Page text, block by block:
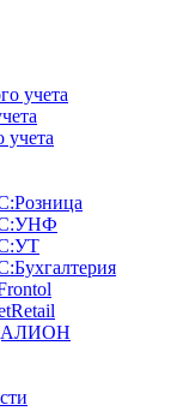
учета
учета
ДАЛИОН